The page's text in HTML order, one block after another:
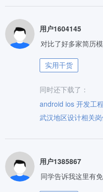
用户1604145
对比了好多家简历
实用干货
同时还下载了：
android ios 开发工
武汉地区设计相关
用户1385867
同学告诉我这里有